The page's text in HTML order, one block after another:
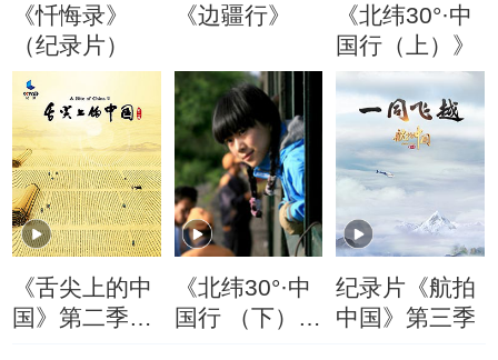
《忏悔录》
（纪录片）
《边疆行》
《北纬30°·中
国行（上）》
《舌尖上的中
国》第二季精
《北纬30°·中
国行 （下）
纪录片《航拍
中国》第三季